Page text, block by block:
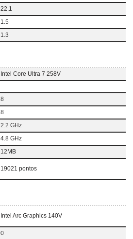
22.1
1.5
1.3
Intel Core Ultra 7 258V
8
8
2.2 GHz
4.8 GHz
12MB
19021 pontos
Intel Arc Graphics 140V
0